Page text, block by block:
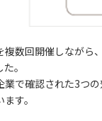
数回開催しなが
。
業で確認された3つ
す。